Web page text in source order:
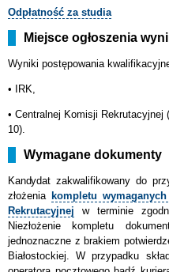
Odpłatność za studia
Miejsce ogłoszenia
Wyniki postępowania
• IRK,
• Centralnej Komisji
10).
Wymagane dokumenty
Kandydatzakwalifikowany do
złożenia kompletu
Rekrutacyjnej w terminie
Niezłożenie kompletu
jednoznaczne z brakiem
Białostockiej. W przypadku